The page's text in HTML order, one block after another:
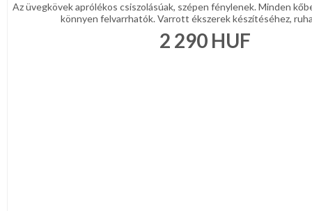
Az üvegkövek aprólékos csiszolásúak, szépen fénylenek. Minden
könnyen felvarrhatók. Varrott ékszerek készítéséhez,
2 290 HUF